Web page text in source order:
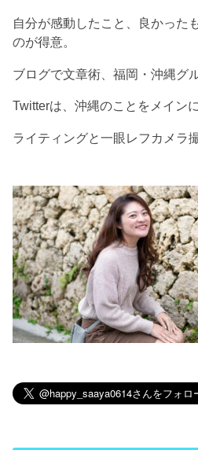
自分が感動したこと、良かった
のが得意。
ブログで文章術、福岡・沖縄グ
Twitterは、沖縄のことをメイン
ライティングと一眼レフカメラ